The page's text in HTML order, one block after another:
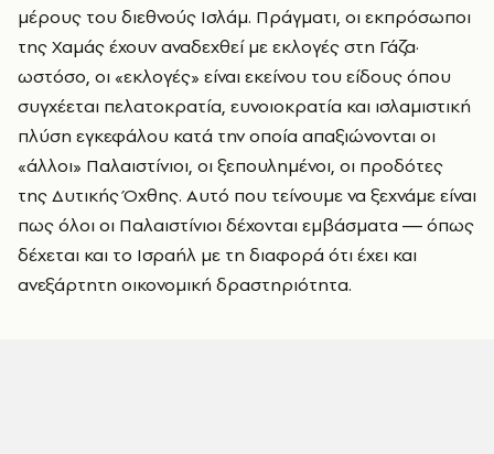
μέρους του διεθνούς Ισλάμ. Πράγματι, οι εκπρόσωποι
της Χαμάς έχουν αναδεχθεί με εκλογές στη Γάζα·
ωστόσο, οι «εκλογές» είναι εκείνου του είδους όπου
συγχέεται πελατοκρατία, ευνοιοκρατία και ισλαμιστική
πλύση εγκεφάλου κατά την οποία απαξιώνονται οι
«άλλοι» Παλαιστίνιοι, οι ξεπουλημένοι, οι προδότες
της Δυτικής Όχθης. Αυτό που τείνουμε να ξεχνάμε είναι
πως όλοι οι Παλαιστίνιοι δέχονται εμβάσματα ― όπως
δέχεται και το Ισραήλ με τη διαφορά ότι έχει και
ανεξάρτητη οικονομική δραστηριότητα.